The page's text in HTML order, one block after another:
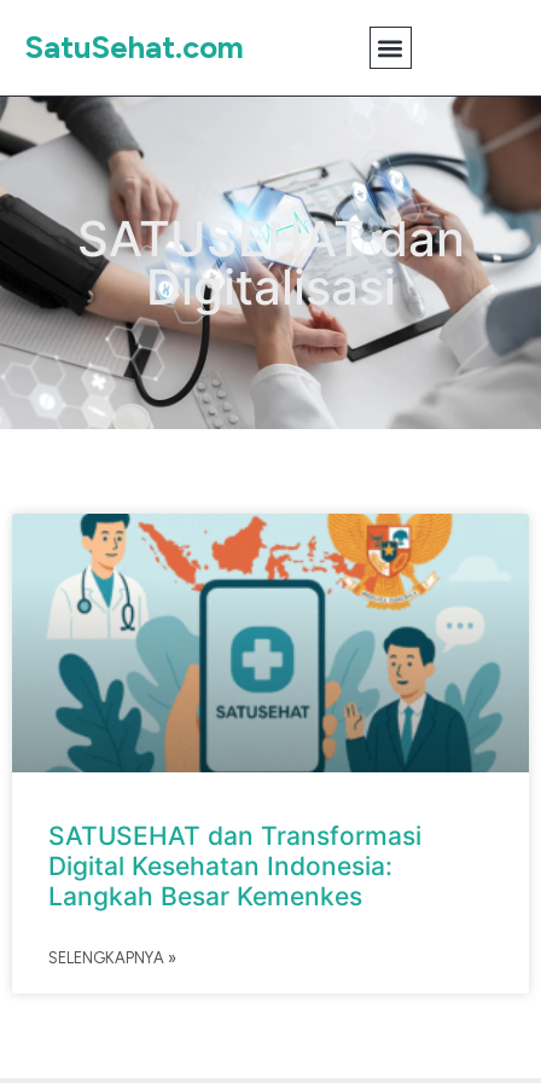
SatuSehat.com
SATUSEHAT dan
Digitalisasi
SATUSEHAT dan Transformasi
Digital Kesehatan Indonesia:
Langkah Besar Kemenkes
SELENGKAPNYA »